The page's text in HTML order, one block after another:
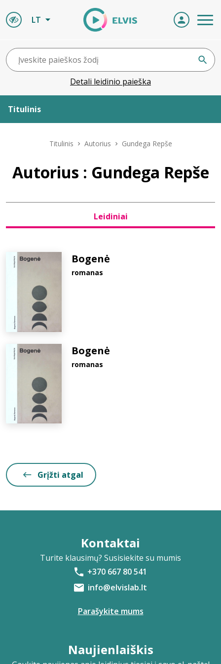
LT
Detali leidinio paieška
Titulinis
Leidiniai
Titulinis Autorius Gundega Repše
Autorius : Gundega Repše
Leidiniai
Bogenė
romanas
Bogenė
romanas
Grįžti atgal
Kontaktai
Turite klausimų? Susisiekite su mumis
+370 667 80 541
info@elvislab.lt
Parašykite mums
Naujienlaiškis